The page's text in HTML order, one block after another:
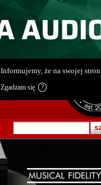
Informujemy, że na swojej
Zgadzam się ?